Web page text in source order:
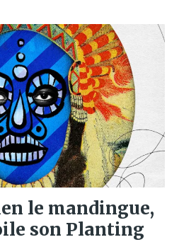
le mandingue,
son Planting